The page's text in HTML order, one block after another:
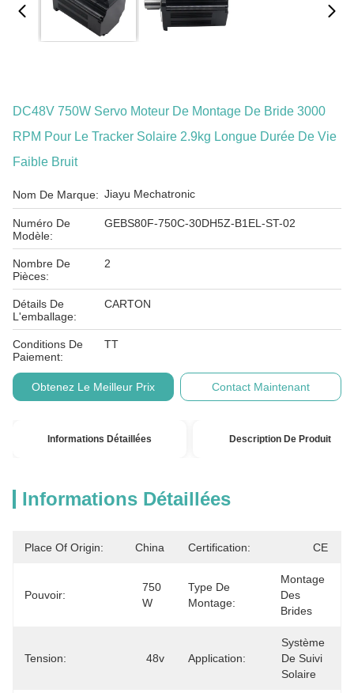
DC48V 750W Servo Moteur De Montage De Bride 3000
RPM Pour Le Tracker Solaire 2.9kg Longue Durée De Vie
Faible Bruit
Nom De Marque: Jiayu Mechatronic
Numéro De
Modèle:
GEBS80F-750C-30DH5Z-B1EL-ST-02
Nombre De
Pièces:
2
Détails De
L'emballage:
CARTON
Conditions De
Paiement:
TT
Obtenez Le Meilleur Prix Contact Maintenant
Informations Détaillées Description De Produit
Informations Détaillées
Place Of Origin: China Certification: CE
Pouvoir:
750
W
Type De
Montage:
Montage
Des
Brides
Tension: 48v Application:
Système
De Suivi
Solaire